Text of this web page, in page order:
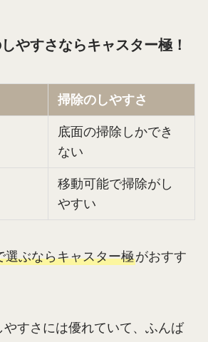
やすさならキャスター極！
掃除のしやすさ
底面の掃除しかでき
ない
移動可能で掃除がし
やすい
選ぶならキャスター極がおすす
やすさには優れていて、ふんば